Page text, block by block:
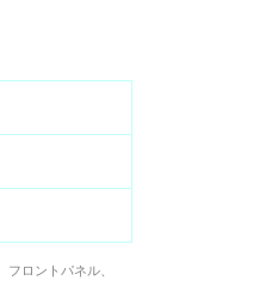
ロントパネル、